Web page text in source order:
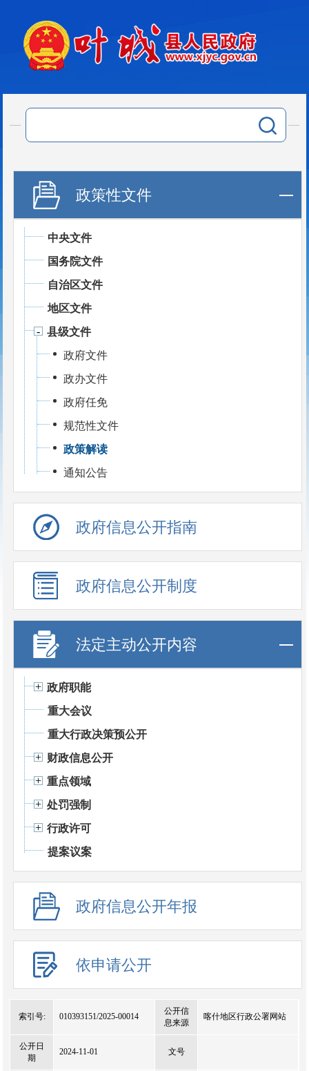
政策性文件
中央文件
国务院文件
自治区文件
地区文件
县级文件
政府文件
政办文件
政府任免
规范性文件
政策解读
通知公告
政府信息公开指南
政府信息公开制度
法定主动公开内容
政府职能
重大会议
重大行政决策预公开
财政信息公开
重点领域
处罚强制
行政许可
提案议案
政府信息公开年报
依申请公开
索引号: 010393151/2025-00014
公开信
息来源
喀什地区行政公署网站
公开日
期
2024-11-01 文号